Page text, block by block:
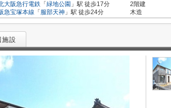
大阪急行電鉄 「 緑地公園 」駅 徒歩17分
急宝塚本線 「 服部天神 」駅 徒歩24分
2階建
木造
施設